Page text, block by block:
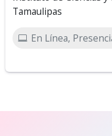
Tamaulipas
En Línea,